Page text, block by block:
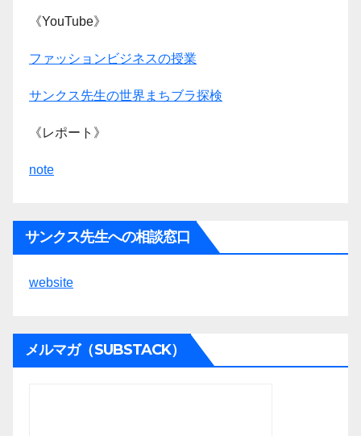
《YouTube》
ファッションビジネスの授業
サンクス先生の世界まちブラ探検
《レポート》
note
サンクス先生への相談窓口
website
メルマガ（SUBSTACK）